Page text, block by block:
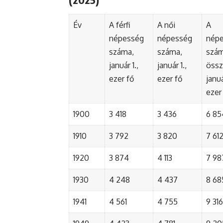
Év
A férfi
népesség
száma,
január 1.,
ezer fő
A női
népesség
száma,
január 1.,
ezer fő
A
1900 3 418 3 436 6
1910 3 792 3 820 7 612
1920 3 874 4 113 7
1930 4 248 4 437 8
1941 4 561 4 755 9 316